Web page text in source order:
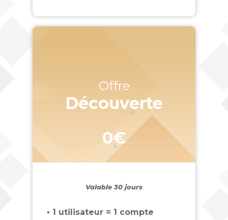
Offre
Découverte
0€
Valable 30 jours
▪ 1 utilisateur = 1 compte